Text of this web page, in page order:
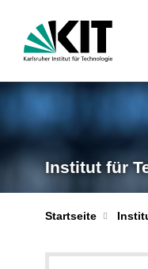
Institut für
Startseite